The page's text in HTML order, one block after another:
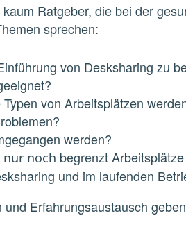
Ratgeber, die bei der
emen sprechen:
von Desksharing zu
pen von Arbeitsplätzen
werden?
noch begrenzt
und im laufenden
und Erfahrungsaustausch